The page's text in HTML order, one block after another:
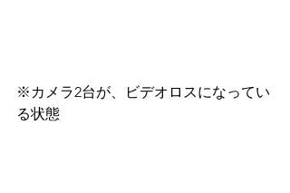
※カメラ2台が、ビデオロスになってい
る状態